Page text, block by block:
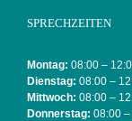
SPRECHZEITEN
Montag: 08:00 –
Dienstag: 08:00 –
Mittwoch: 08:00 –
Donnerstag: 08:00